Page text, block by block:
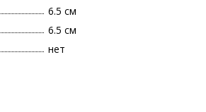
6.5 см
6.5 см
нет